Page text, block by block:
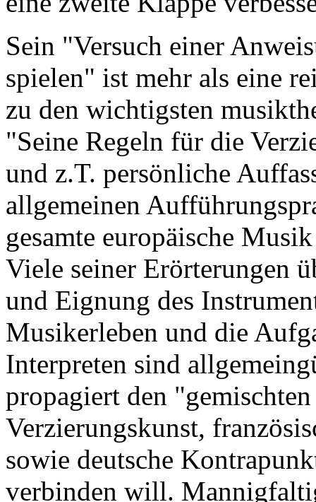
Sein "Versuch einer
spielen" ist mehr als eine
zu den wichtigsten
"Seine Regeln für die
und z.T. persönliche
allgemeinen
gesamte europäische
Viele seiner Erörterungen
und Eignung des
Musikerleben und die
Interpreten sind
propagiert den
Verzierungskunst,
sowie deutsche
verbinden will.